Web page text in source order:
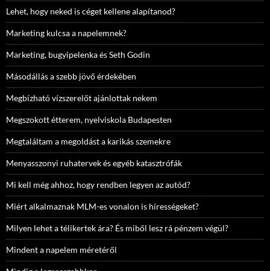
Lehet, hogy neked is céget kellene alapítanod?
Marketing kulcsa a napelemnek?
Marketing, bugyipelenka és Seth Godin
Másodállás a szebb jövő érdekében
Megbízható vízszerelőt ajánlottak nekem
Megszokott étterem, nyelviskola Budapesten
Megtaláltam a megoldást a karikás szemekre
Menyasszonyi ruhatervek és egyéb katasztrófák
Mi kell még ahhoz, hogy rendben legyen az autód?
Miért alkalmaznak MLM-es vonalon is hírességeket?
Milyen lehet a télikertek ára? És miből lesz rá pénzem végül?
Mindent a napelem méretéről